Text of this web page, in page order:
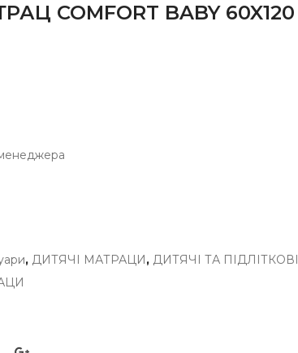
COMFORT BABY 60X120
, ДИТЯЧІ МАТРАЦИ, ДИТЯЧІ ТА ПІДЛІТКОВІ